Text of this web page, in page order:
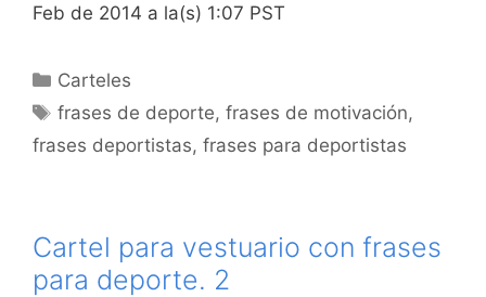
Feb de 2014 a la(s) 1:07 PST
Categorías
Carteles
Etiquetas
frases de deporte,frases de motivación,
frases deportistas, frases para deportistas
Cartel para vestuario con frases
para deporte. 2